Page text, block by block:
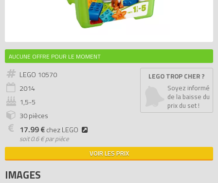
AUCUNE OFFRE POUR LE MOMENT
LEGO 10570
2014
1,5-5
30 pièces
17.99 €chez LEGO
soit0.6 € par pièce
LEGO TROP CHER ?
Soyez informé
de la baisse du
prix du set !
VOIR LES PRIX
IMAGES